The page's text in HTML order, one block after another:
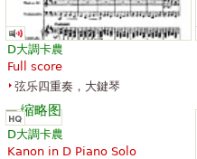
D大調卡農
Full score
弦乐四重奏，大鍵琴
D大調卡農
Kanon in D Piano Solo